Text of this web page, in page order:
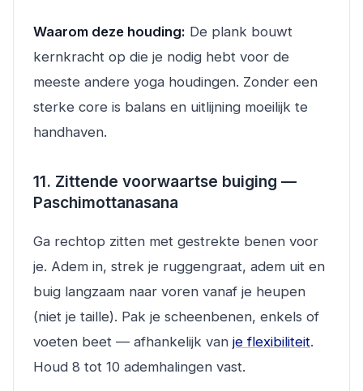
Waarom deze houding: De plank bouwt
kernkracht op die je nodig hebt voor de
meeste andere yoga houdingen. Zonder een
sterke core is balans en uitlijning moeilijk te
handhaven.
11. Zittende voorwaartse buiging —
Paschimottanasana
Ga rechtop zitten met gestrekte benen voor
je. Adem in, strek je ruggengraat, adem uit en
buig langzaam naar voren vanaf je heupen
(niet je taille). Pak je scheenbenen, enkels of
voeten beet — afhankelijk van je flexibiliteit.
Houd 8 tot 10 ademhalingen vast.